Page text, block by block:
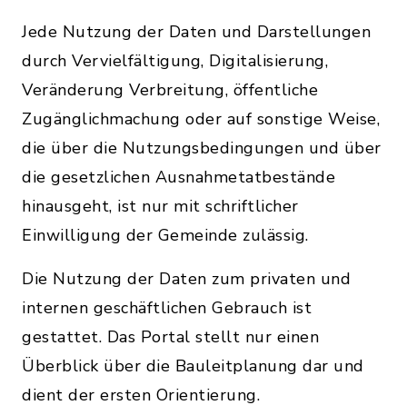
Jede Nutzung der Daten und Darstellungen
durch Vervielfältigung, Digitalisierung,
Veränderung Verbreitung, öffentliche
Zugänglichmachung oder auf sonstige Weise,
die über die Nutzungsbedingungen und über
die gesetzlichen Ausnahmetatbestände
hinausgeht, ist nur mit schriftlicher
Einwilligung der Gemeinde zulässig.
Die Nutzung der Daten zum privaten und
internen geschäftlichen Gebrauch ist
gestattet. Das Portal stellt nur einen
Überblick über die Bauleitplanung dar und
dient der ersten Orientierung.